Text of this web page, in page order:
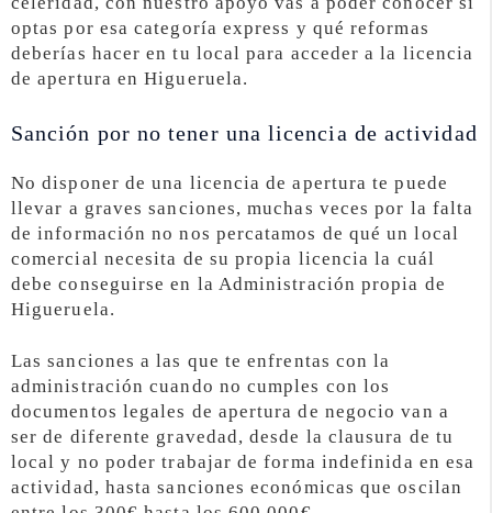
optas por esa categoría express y qué reformas
deberías hacer en tu local para acceder a la licencia
de apertura en Higueruela.
Sanción por no tener una licencia de actividad
No disponer de una licencia de apertura te puede
llevar a graves sanciones, muchas veces por la falta
de información no nos percatamos de qué un local
comercial necesita de su propia licencia la cuál
debe conseguirse en la Administración propia de
Higueruela.
Las sanciones a las que te enfrentas con la
administración cuando no cumples con los
documentos legales de apertura de negocio van a
ser de diferente gravedad, desde la clausura de tu
local y no poder trabajar de forma indefinida en esa
actividad, hasta sanciones económicas que oscilan